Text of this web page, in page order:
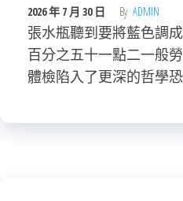
2026 年 7 月 30 日 By ADMIN
張水瓶聽到要將藍色調
百分之五十一點二一般
體檢陷入了更深的哲學